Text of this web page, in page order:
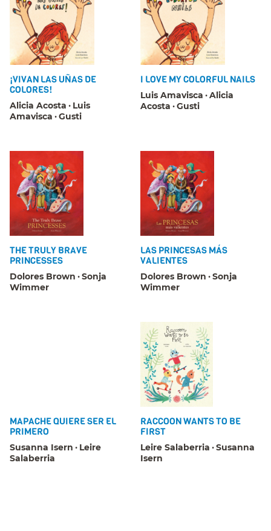
¡VIVAN LAS UÑAS DE
COLORES!
Alicia Acosta
Luis
Amavisca
Gusti
I LOVE MY COLORFUL NAILS
Luis Amavisca
Alicia
Acosta
Gusti
THE TRULY BRAVE
PRINCESSES
Dolores Brown
Sonja
Wimmer
LAS PRINCESAS MÁS
VALIENTES
Dolores Brown
Sonja
Wimmer
MAPACHE QUIERE SER EL
PRIMERO
Susanna Isern
Leire
Salaberria
RACCOON WANTS TO BE
FIRST
Leire Salaberria
Susanna
Isern